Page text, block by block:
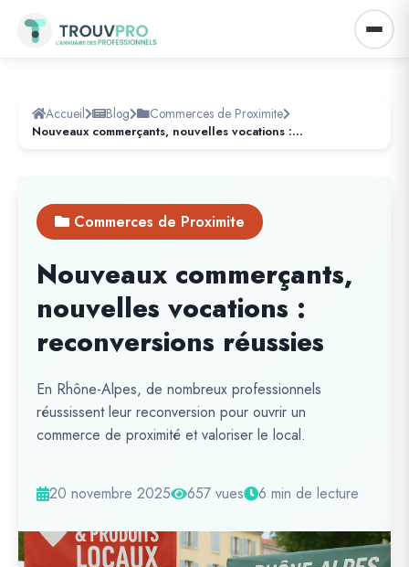
Accueil Blog Commerces de Proximite
Nouveaux commerçants, nouvelles vocations : reconversions réussies
Commerces de Proximite
Nouveaux commerçants,
nouvelles vocations :
reconversions réussies
En Rhône-Alpes, de nombreux professionnels
réussissent leur reconversion pour ouvrir un
commerce de proximité et valoriser le local.
20 novembre 2025 657 vues 6 min de lecture